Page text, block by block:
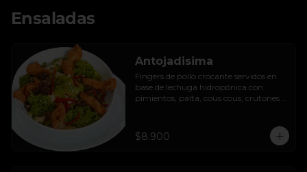
Ensaladas
Antojadisima
Fingers de pollo crocante servidos en
base de lechuga hidropónica con
pimientos, palta, cous cous, crutones
$8.900